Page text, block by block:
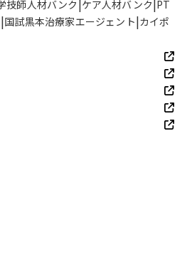
技師人材バンク ケア人材バンク PT
国試黒本治療家エージェント カイポ